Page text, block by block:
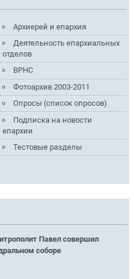
Архиерей и епархия
Деятельность епархиальных
отделов
ВРНС
Фотоархив 2003-2011
Опросы (список опросов)
Подписка на новости
епархии
Тестовые разделы
Павел совершил
соборе